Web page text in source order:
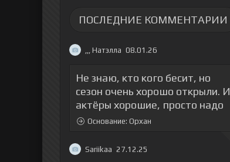
ПОСЛЕДНИЕ КОММЕНТАРИИ
,,, Натэлла 08.01.26
Не знаю, кто кого бесит, но
сезон очень хорошо открыли. И
актёры хорошие, просто надо
Основание: Орхан
Sariikaa 27.12.25